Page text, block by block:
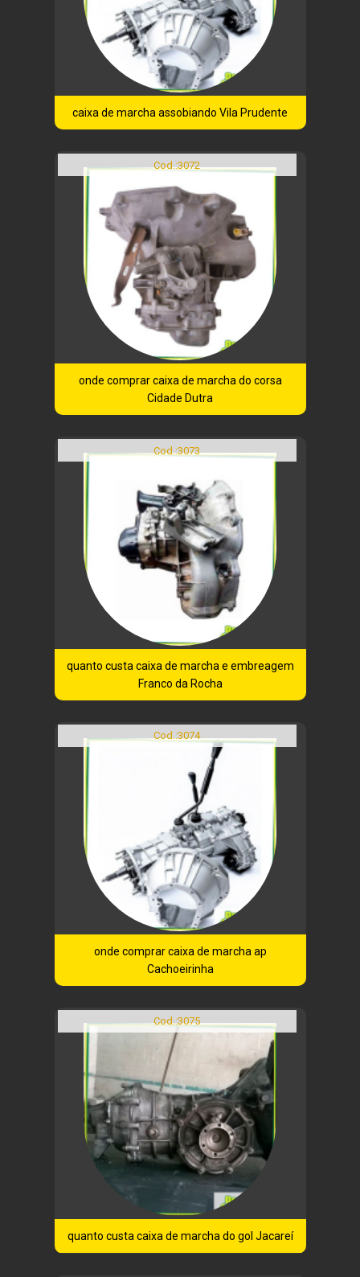
caixa de marcha assobiando Vila Prudente
Cod.:3072
onde comprar caixa de marcha do corsa
Cidade Dutra
Cod.:3073
quanto custa caixa de marcha e embreagem
Franco da Rocha
Cod.:3074
onde comprar caixa de marcha ap
Cachoeirinha
Cod.:3075
quanto custa caixa de marcha do gol Jacareí